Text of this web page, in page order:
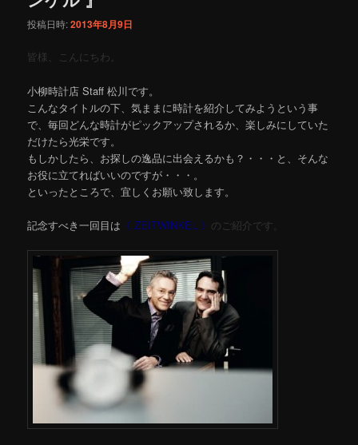
投稿日時:2013年8月9日
皆様、こんにちわ。
小柳時計店 Staff 松川です。
こんなタイトルの下、気ままに時計を紹介してみようという事
で、毎回どんな時計がピックアップされるか、楽しみにしていた
だけたら光栄です。
もしかしたら、お探しの逸品に出会えるかも？・・・と、そんな
お役に立てればいいのですが・・・。
といったところで、宜しくお願い致します。
記念すべき一回目は 《 ZEITWINKEL 》 のご紹介です。